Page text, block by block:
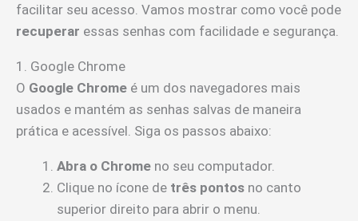
facilitar seu acesso. Vamos mostrar como você pode
recuperar essas senhas com facilidade e segurança.
1. Google Chrome
O Google Chrome é um dos navegadores mais
usados e mantém as senhas salvas de maneira
prática e acessível. Siga os passos abaixo:
Abra o Chrome no seu computador.
Clique no ícone de três pontos no canto
superior direito para abrir o menu.